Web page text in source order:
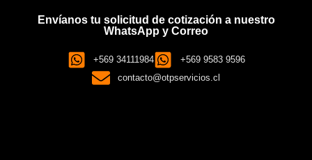
Envíanos tu solicitud de cotización a nuestro
WhatsApp y Correo
+569 34111984
+569 9583 9596
contacto@otpservicios.cl